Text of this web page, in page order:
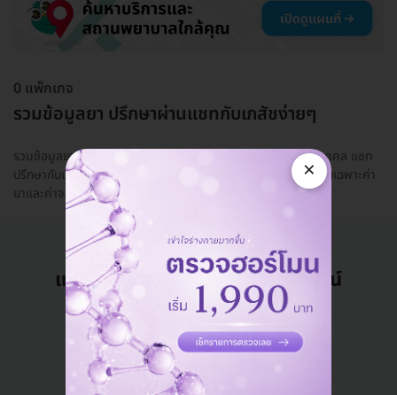
0 แพ็กเกจ
รวมข้อมูลยา ปรึกษาผ่านแชทกับเภสัชง่ายๆ
รวมข้อมูลยา ใช้ยาอะไรดีให้เหมาะกับอาการและสุขภาพของแต่ละบุคคล แชท
ปรึกษากับเภสัชกรที่มีใบอนุญาตให้แน่ใจก่อน! ปรึกษาฟรี มีค่าใช้จ่ายเฉพาะค่า
ยาและค่าจ...อ่านเพิ่ม
แอดมินพร้อมดูแลคุณทุกวันทางไลน์
คุยกับแอดมิน ฟรี!
×